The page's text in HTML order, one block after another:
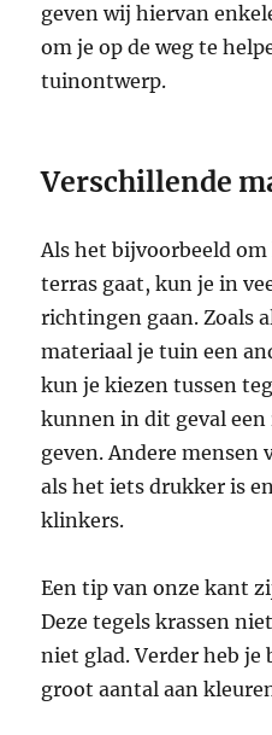
geven wij hiervan
om je op de weg te
tuinontwerp.
Verschillende
Als het bijvoorbeeld
terras gaat, kun je in
richtingen gaan. Zoals
materiaal je tuin een
kun je kiezen tussen
kunnen in dit geval
geven. Andere
als het iets drukker is
klinkers.
Een tip van onze kant
Deze tegels krassen
niet glad. Verder heb je
groot aantal aan